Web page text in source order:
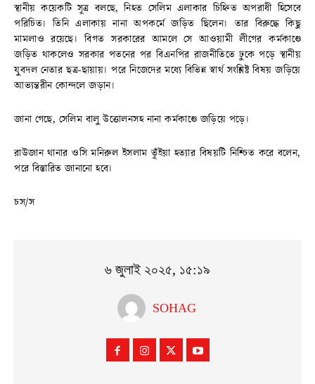
স্থানীয় কয়েকটি সূত্র বলছে, নিহত সেলিম এলাকার চিহ্নিত অপরাধী হিসেবে
পরিচিত। তিনি এলাকায় নানা অপকর্মে জড়িত ছিলেন। তার বিরুদ্ধে কিছু
মামলাও রয়েছে। বিগত সরকারের আমলে সে আওয়ামী লীগের কর্মকাণ্ডে
জড়িত থাকলেও সরকার পতনের পর বিএনপির রাজনীতিতে ঢুকে পড়ে স্থানীয়
যুবদল নেতার ছত্র-ছায়ায়। পরে নিজেদের মধ্যে বিভিন্ন স্বার্থ সংশ্লিষ্ট বিষয় জড়িয়ে
আভ্যন্তরীন কোন্দলে জড়ান।
জানা গেছে, সেলিম বালু উত্তোলনসহ নানা কর্মকাণ্ডে জড়িয়ে পড়ে।
রাউজান থানার ওসি মনিরুল ইসলাম ভূঁইয়া হত্যার বিষয়টি নিশ্চিত করে বলেন,
পরে বিস্তারিত জানানো হবে।
চস/স
৬ জুলাই ২০২৫, ১৫:১৯
SOHAG